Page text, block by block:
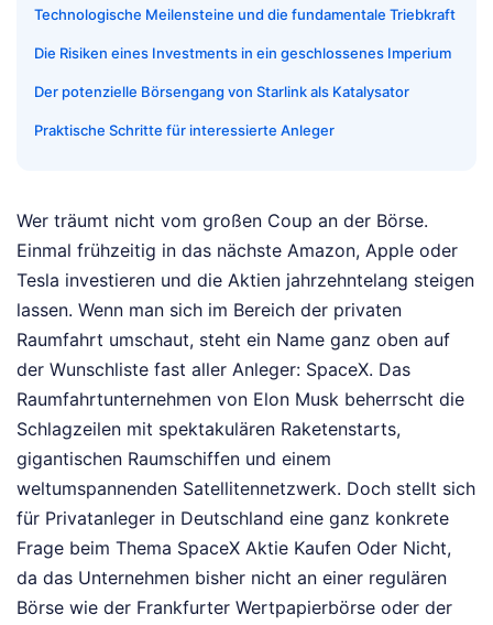
Technologische Meilensteine und die fundamentale Triebkraft
Die Risiken eines Investments in ein geschlossenes Imperium
Der potenzielle Börsengang von Starlink als Katalysator
Praktische Schritte für interessierte Anleger
Wer träumt nicht vom großen Coup an der Börse.
Einmal frühzeitig in das nächste Amazon, Apple oder
Tesla investieren und die Aktien jahrzehntelang steigen
lassen. Wenn man sich im Bereich der privaten
Raumfahrt umschaut, steht ein Name ganz oben auf
der Wunschliste fast aller Anleger: SpaceX. Das
Raumfahrtunternehmen von Elon Musk beherrscht die
Schlagzeilen mit spektakulären Raketenstarts,
gigantischen Raumschiffen und einem
weltumspannenden Satellitennetzwerk. Doch stellt sich
für Privatanleger in Deutschland eine ganz konkrete
Frage beim Thema SpaceX Aktie Kaufen Oder Nicht,
da das Unternehmen bisher nicht an einer regulären
Börse wie der Frankfurter Wertpapierbörse oder der